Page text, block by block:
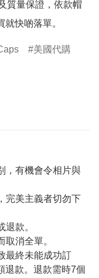
質量保證，依款帽
快啲落單。
美國代購
有機會令相片與
美主義者切勿下
款。
消全單。
終未能成功訂
退款。退款需時7個